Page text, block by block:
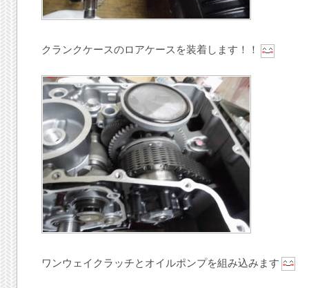
クランクケースのロアケースを装着します！！
ワンウェイクラッチとオイルポンプを組み込みます